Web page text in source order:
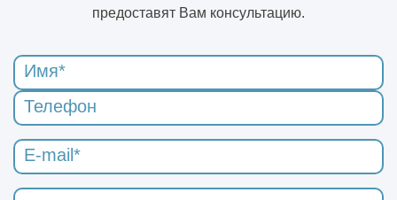
предоставят Вам консультацию.